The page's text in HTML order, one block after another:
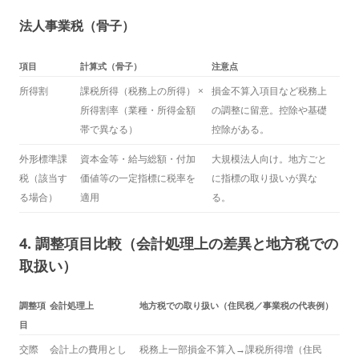
法人事業税（骨子）
項目 計算式（骨子） 注意点
所得割
課税所得（税務上の所得） ×
所得割率（業種・所得金額
帯で異なる）
損金不算入項目など税務上
の調整に留意。控除や基礎
控除がある。
外形標準課
税（該当す
る場合）
資本金等・給与総額・付加
価値等の一定指標に税率を
適用
大規模法人向け。地方ごと
に指標の取り扱いが異な
る。
4. 調整項目比較（会計処理上の差異と地方税での
取扱い）
調整項
目
会計処理上 地方税での取り扱い（住民税／事業税の代表例）
交際
会計上の費用とし
税務上一部損金不算入→課税所得増（住民